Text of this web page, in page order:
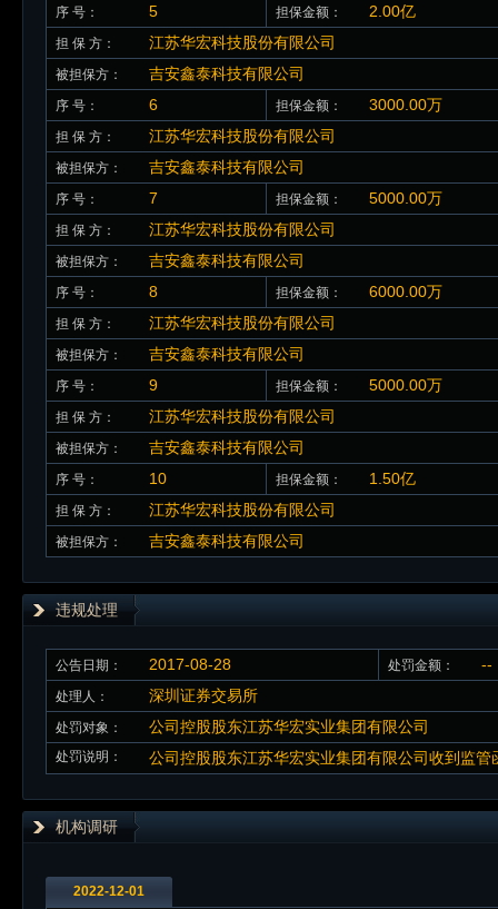
序 号： 5 担保金额： 2.00亿
担 保 方： 江苏华宏科技股份有限公司
被担保方： 吉安鑫泰科技有限公司
序 号： 6 担保金额： 3000.00万
担 保 方： 江苏华宏科技股份有限公司
被担保方： 吉安鑫泰科技有限公司
序 号： 7 担保金额： 5000.00万
担 保 方： 江苏华宏科技股份有限公司
被担保方： 吉安鑫泰科技有限公司
序 号： 8 担保金额： 6000.00万
担 保 方： 江苏华宏科技股份有限公司
被担保方： 吉安鑫泰科技有限公司
序 号： 9 担保金额： 5000.00万
担 保 方： 江苏华宏科技股份有限公司
被担保方： 吉安鑫泰科技有限公司
序 号： 10 担保金额： 1.50亿
担 保 方： 江苏华宏科技股份有限公司
被担保方： 吉安鑫泰科技有限公司
违规处理
公告日期： 2017-08-28 处罚金额： --
处理人： 深圳证券交易所
处罚对象： 公司控股股东江苏华宏实业集团有限公司
处罚说明： 公司控股股东江苏华宏实业集团有限公司收到监管
机构调研
2022-12-01